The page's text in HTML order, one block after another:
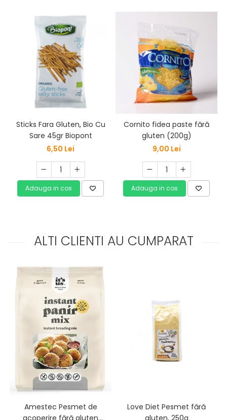
Sticks Fara Gluten, Bio Cu
Sare 45gr Biopont
6,50 Lei
Adauga in cos
Cornito fidea paste fără
gluten (200g)
9,00 Lei
Adauga in cos
ALTI CLIENTI AU CUMPARAT
Amestec Pesmet de
acoperire fără gluten
Love Diet Pesmet fără
gluten, 250g